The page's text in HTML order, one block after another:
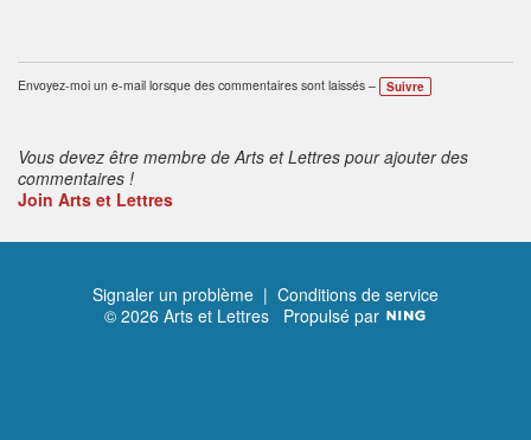
Envoyez-moi un e-mail lorsque des commentaires sont laissés – Suivre
Vous devez être membre de Arts et Lettres pour ajouter des
commentaires !
Join Arts et Lettres
Signaler un problème | Conditions de service
© 2026 Arts et Lettres Propulsé par